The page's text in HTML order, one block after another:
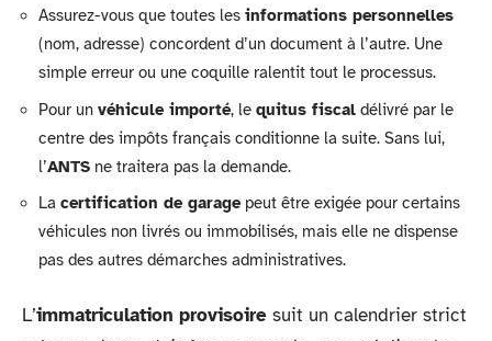
Assurez-vous que toutes les informations personnelles
(nom, adresse) concordent d’un document à l’autre. Une
simple erreur ou une coquille ralentit tout le processus.
Pour un véhicule importé, le quitus fiscal délivré par le
centre des impôts français conditionne la suite. Sans lui,
l’ANTS ne traitera pas la demande.
La certification de garagepeut être exigée pour certains
véhicules non livrés ou immobilisés, mais elle ne dispense
pas des autres démarches administratives.
L’immatriculation provisoire suit un calendrier strict